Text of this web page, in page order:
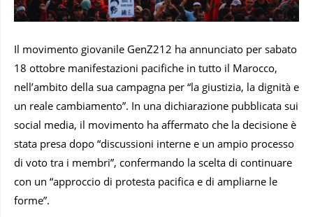
Il movimento giovanile GenZ212 ha annunciato per sabato
18 ottobre manifestazioni pacifiche in tutto il Marocco,
nell’ambito della sua campagna per “la giustizia, la dignità e
un reale cambiamento”. In una dichiarazione pubblicata sui
social media, il movimento ha affermato che la decisione è
stata presa dopo “discussioni interne e un ampio processo
di voto tra i membri”, confermando la scelta di continuare
con un “approccio di protesta pacifica e di ampliarne le
forme”.